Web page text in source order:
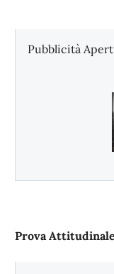
Pubblicità
Prova